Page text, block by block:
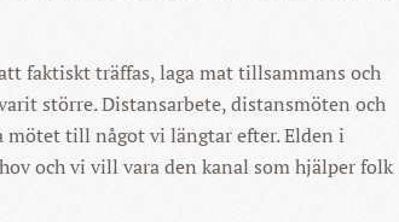
faktiskt träffas, laga mat tillsammans och
större. Distansarbete, distansmöten och
mötet till något vi längtar efter. Elden i
och vi vill vara den kanal som hjälper folk